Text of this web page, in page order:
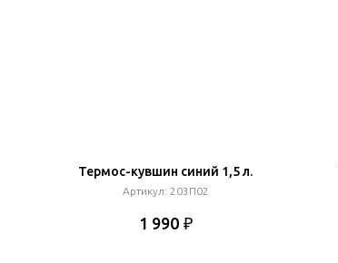
Термос-кувшин синий 1,5 л.
Артикул: 203П02
1 990 ₽